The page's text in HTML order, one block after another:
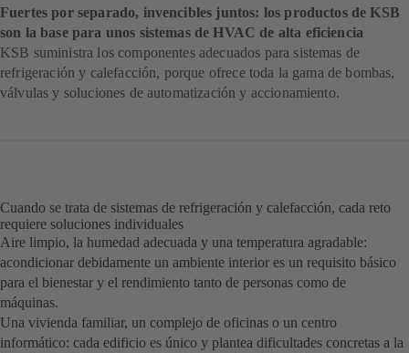
Fuertes por separado, invencibles juntos: los productos de KSB
son la base para unos sistemas de HVAC de alta eficiencia
KSB suministra los componentes adecuados para sistemas de
refrigeración y calefacción, porque ofrece toda la gama de bombas,
válvulas y soluciones de automatización y accionamiento.
Cuando se trata de sistemas de refrigeración y calefacción, cada reto
requiere soluciones individuales
Aire limpio, la humedad adecuada y una temperatura agradable:
acondicionar debidamente un ambiente interior es un requisito básico
para el bienestar y el rendimiento tanto de personas como de
máquinas.
Una vivienda familiar, un complejo de oficinas o un centro
informático: cada edificio es único y plantea dificultades concretas a la